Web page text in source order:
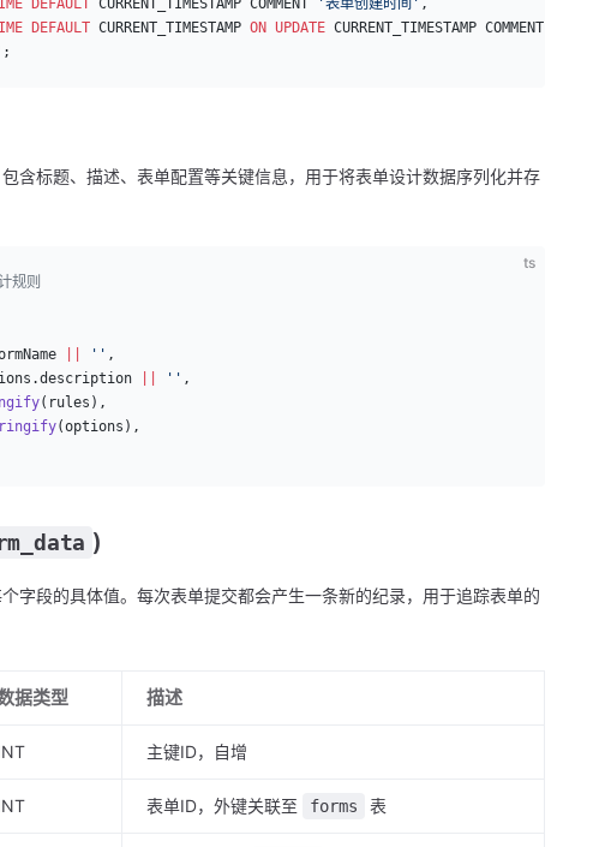
DEFAULT CURRENT_TIMESTAMP COMMENT '表单创建时间' ,
DEFAULT CURRENT_TIMESTAMP ON UPDATE CURRENT_TIMESTAMP COMMENT
;
含标题、描述、表单配置等关键信息，用于将表单设计数据序列化并存
ts
规则
'' ,
'' ,
(rules),
(options),
)
字段的具体值。每次表单提交都会产生一条新的纪录，用于追踪表单的
据类型 描述
主键ID，自增
表单ID，外键关联至 forms 表